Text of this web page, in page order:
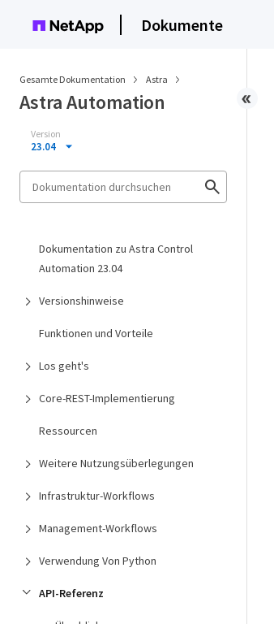
Dokumente
Gesamte Dokumentation Astra
Astra Automation
Version
23.04
Dokumentation zu Astra Control
Automation 23.04
Versionshinweise
Funktionen und Vorteile
Los geht's
Core-REST-Implementierung
Ressourcen
Weitere Nutzungsüberlegungen
Infrastruktur-Workflows
Management-Workflows
Verwendung Von Python
API-Referenz